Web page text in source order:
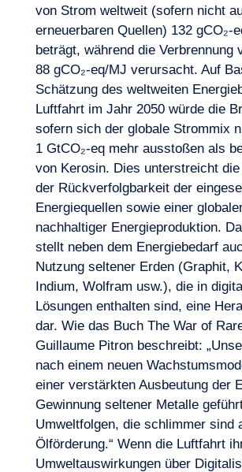
von Strom weltweit (sofern nicht
erneuerbaren Quellen) 132 gCO₂-
beträgt, während die Verbrennung
88 gCO₂-eq/MJ verursacht. Auf
Schätzung des weltweiten
Luftfahrt im Jahr 2050 würde die
sofern sich der globale Strommix
1 GtCO₂-eq mehr ausstoßen als
von Kerosin. Dies unterstreicht die
der Rückverfolgbarkeit der
Energiequellen sowie einer
nachhaltiger Energieproduktion.
stellt neben dem Energiebedarf
Nutzung seltener Erden (Graphit,
Indium, Wolfram usw.), die in
Lösungen enthalten sind, eine
dar. Wie das Buch The War of
Guillaume Pitron beschreibt:
nach einem neuen
einer verstärkten Ausbeutung der
Gewinnung seltener Metalle
Umweltfolgen, die schlimmer sind
Ölförderung.“ Wenn die Luftfahrt
Umweltauswirkungen über